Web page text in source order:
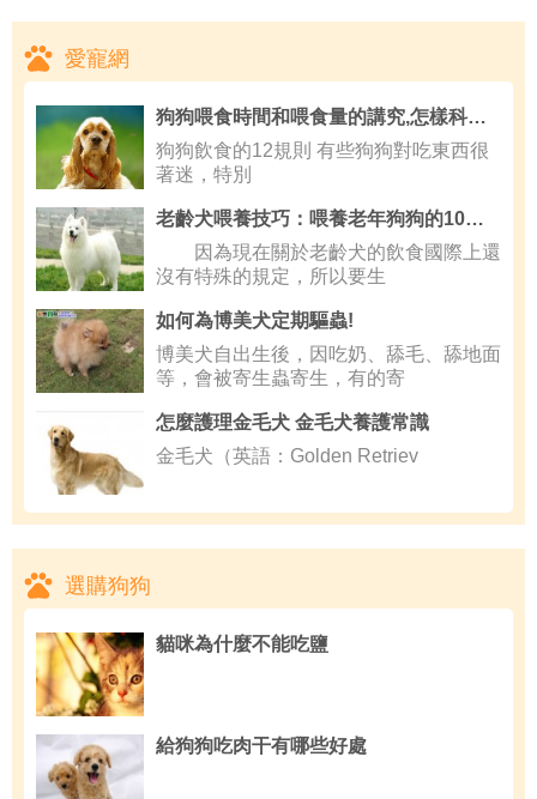
愛寵網
狗狗喂食時間和喂食量的講究,怎樣科學給狗狗喂食
狗狗飲食的12規則 有些狗狗對吃東西很
著迷，特別
老齡犬喂養技巧：喂養老年狗狗的10條建議
因為現在關於老齡犬的飲食國際上還
沒有特殊的規定，所以要生
如何為博美犬定期驅蟲!
博美犬自出生後，因吃奶、舔毛、舔地面
等，會被寄生蟲寄生，有的寄
怎麼護理金毛犬 金毛犬養護常識
金毛犬（英語：Golden Retriev
選購狗狗
貓咪為什麼不能吃鹽
給狗狗吃肉干有哪些好處